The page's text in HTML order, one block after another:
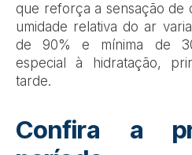
que reforça a sensação de
umidade relativa do ar
de 90% e mínima de
especial à hidratação,
tarde.
Confira a